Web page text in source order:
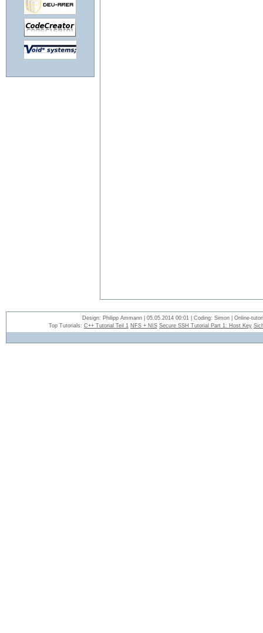
Design: Philipp Ammann | 05.05.2014 00:01 | Coding: Simon | Online-
Top Tutorials: C++ Tutorial Teil 1 NFS + NIS Secure SSH Tutorial Part 1: Host Key